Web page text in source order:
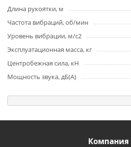
Длина рукоятки, м
Частота вибраций, об/мин
Уровень вибрации, м/с2
Эксплуатационная масса, кг
Центробежная сила, кН
Мощность звука, дБ(А)
Компания